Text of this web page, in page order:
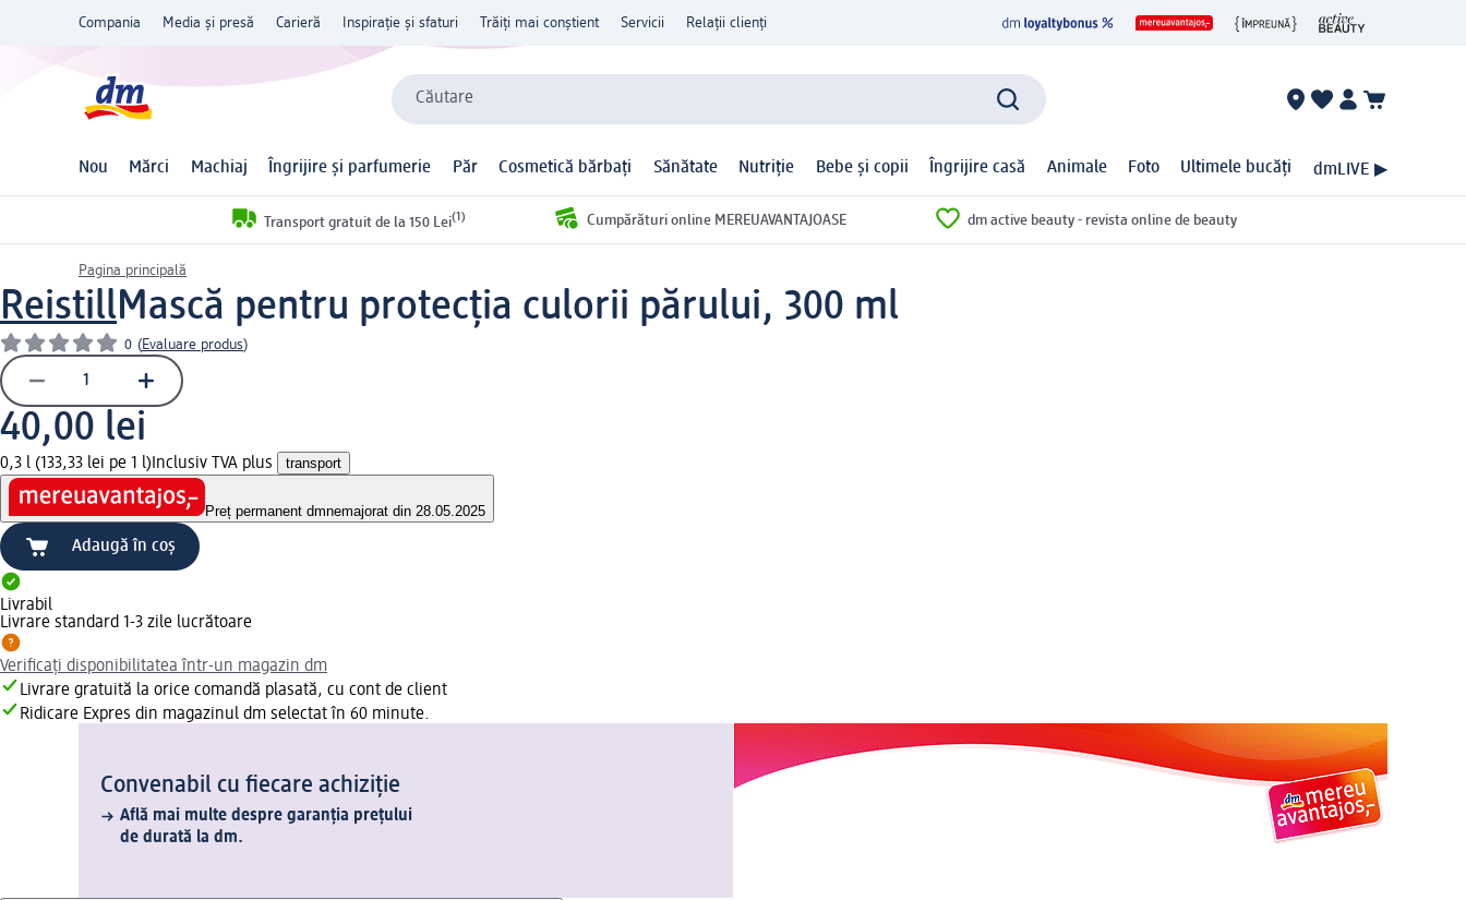
Compania Media și presă Carieră Inspirație și sfaturi Trăiți mai conștient Servicii Relații clienți
Căutare
Nou Mărci Machiaj Îngrijire și parfumerie Păr Cosmetică bărbați Sănătate Nutriție Bebe și copii Îngrijire casă Animale Foto Ultimele bucăți dmLIVE ▶
Transport gratuit de la 150 Lei(1) Cumpărături online MEREUAVANTAJOASE dm active beauty - revista online de beauty
Pagina principală
ReistillMască pentru protecția culorii părului, 300 ml
0 (Evaluare produs)
40,00 lei
0,3 l (133,33 lei pe 1 l) Inclusiv TVA plus transport
Preț permanent dmnemajorat din 28.05.2025
Adaugă în coș
Livrabil
Livrare standard 1-3 zile lucrătoare
Verificați disponibilitatea într-un magazin dm
Livrare gratuită la orice comandă plasată, cu cont de client
Ridicare Expres din magazinul dm selectat în 60 minute.
Convenabil cu fiecare achiziție
Află mai multe despre garanția prețului
de durată la dm.